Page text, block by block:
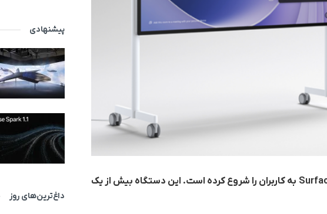
مایکروسافت اعلام کرده است که امروز تحویل Surface Hub 3 به کاربران را شروع کرده است. این دستگاه بیش از یک
پیشنهادی
داغ‌ترین‌های روز